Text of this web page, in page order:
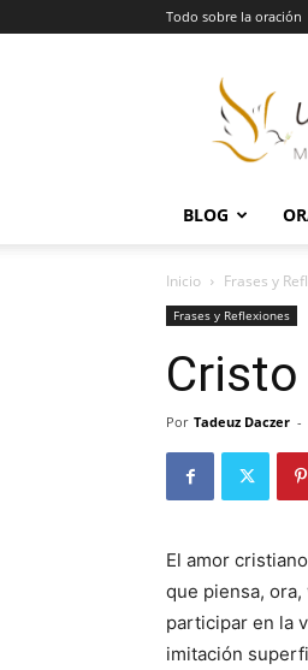
Todo sobre la oración
BLOG
Inicio Frases y
Frases y Reflexiones
Por Tadeuz Daczer -
El amor
que piensa,
participar en la
imitación